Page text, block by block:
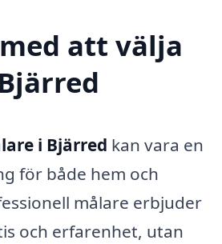
att välja
i Bjärred kan vara en
för både hem och
målare erbjuder
och erfarenhet, utan